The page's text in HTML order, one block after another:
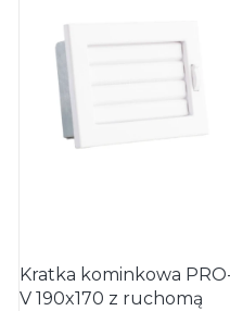
Kratka kominkowa
V 190x170 z ruchomą